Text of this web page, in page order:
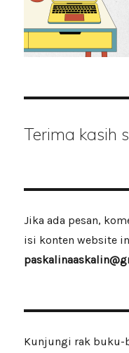
Terima kasih
Jika ada pesan,
isi konten website
Kunjungi rak buku-